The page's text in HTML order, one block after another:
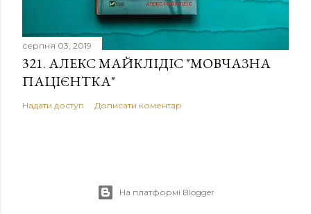
серпня 03, 2019
321. АЛЕКС МАЙКЛІДІС "МОВЧАЗНА
ПАЦІЄНТКА"
Надати доступ Дописати коментар
На платформі Blogger